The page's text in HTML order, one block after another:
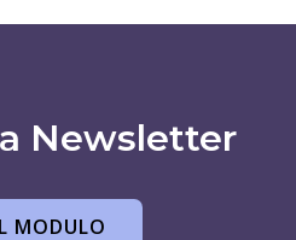
Newsletter
MODULO